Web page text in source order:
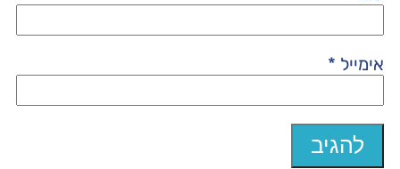
אימייל *